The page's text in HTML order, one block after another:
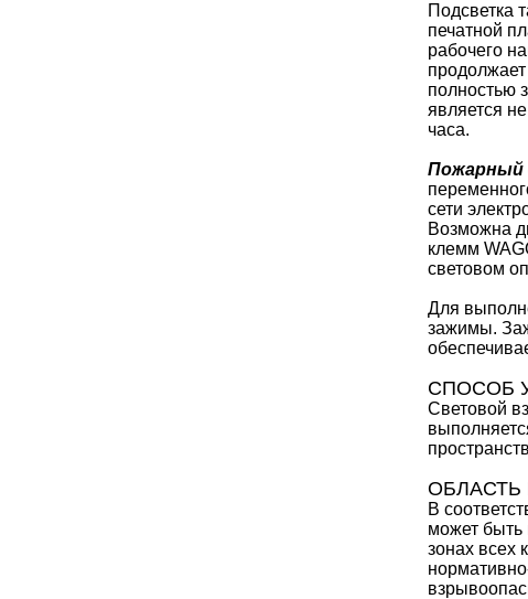
Подсветка
печатной
рабочего
полностью
является
часа.
Пожарный
сети
Возможна
клемм
световом
Для
зажимы.
СПОСОБ
Световой
В
может быть
зонах всех